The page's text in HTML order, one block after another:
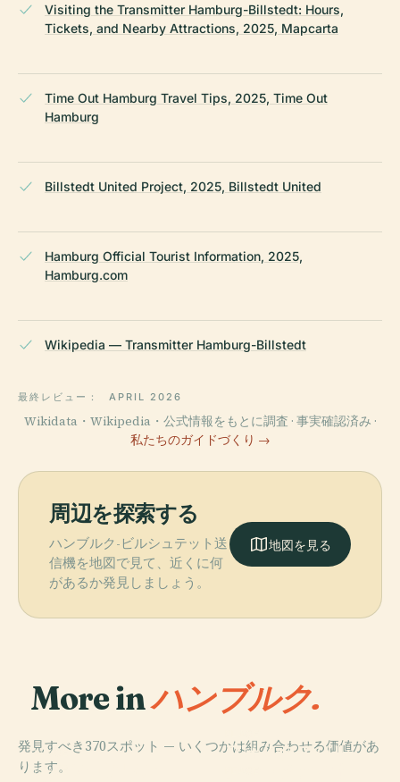
Visiting the Transmitter Hamburg-Billstedt: Hours,
Tickets, and Nearby Attractions, 2025, Mapcarta
Time Out Hamburg Travel Tips, 2025, Time Out
Hamburg
Billstedt United Project, 2025, Billstedt United
Hamburg Official Tourist Information, 2025,
Hamburg.com
Wikipedia — Transmitter Hamburg-Billstedt
最終レビュー： APRIL 2026
Wikidata・Wikipedia・公式情報をもとに調査 · 事実確認済み ·
私たちのガイドづくり →
周辺を探索する
ハンブルク-ビルシュテット送
信機を地図で見て、近くに何
があるか発見しましょう。
地図を見る
More inハンブルク.
発見すべき370スポット — いくつかは組み合わせる価値があ
ります。
PLACE
ミニチュアワン
フォルクスパル
PLACE